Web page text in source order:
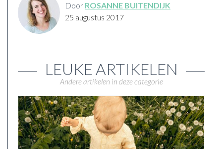
Door ROSANNE BUITENDIJK
25 augustus 2017
LEUKE ARTIKELEN
Andere artikelen in deze categorie